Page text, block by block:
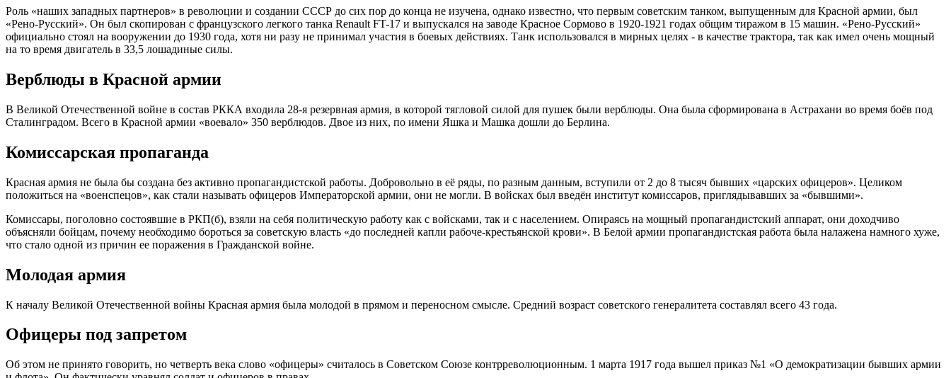
Роль «наших западных партнеров» в революции и создании СССР до сих пор до конца не изучена, однако известно, что первым советским танком, выпущенным для Красной армии, был
«Рено-Русский». Он был скопирован с французского легкого танка Renault FT-17 и выпускался на заводе Красное Сормово в 1920-1921 годах общим тиражом в 15 машин. «Рено-Русский»
официально стоял на вооружении до 1930 года, хотя ни разу не принимал участия в боевых действиях. Танк использовался в мирных целях - в качестве трактора, так как имел очень мощный
на то время двигатель в 33,5 лошадиные силы.
Верблюды в Красной армии
В Великой Отечественной войне в состав РККА входила 28-я резервная армия, в которой тягловой силой для пушек были верблюды. Она была сформирована в Астрахани во время боёв под
Сталинградом. Всего в Красной армии «воевало» 350 верблюдов. Двое из них, по имени Яшка и Машка дошли до Берлина.
Комиссарская пропаганда
Красная армия не была бы создана без активно пропагандистской работы. Добровольно в её ряды, по разным данным, вступили от 2 до 8 тысяч бывших «царских офицеров». Целиком
положиться на «военспецов», как стали называть офицеров Императорской армии, они не могли. В войсках был введён институт комиссаров, приглядывавших за «бывшими».
Комиссары, поголовно состоявшие в РКП(б), взяли на себя политическую работу как с войсками, так и с населением. Опираясь на мощный пропагандистский аппарат, они доходчиво
объясняли бойцам, почему необходимо бороться за советскую власть «до последней капли рабоче-крестьянской крови». В Белой армии пропагандистская работа была налажена намного хуже,
что стало одной из причин ее поражения в Гражданской войне.
Молодая армия
К началу Великой Отечественной войны Красная армия была молодой в прямом и переносном смысле. Средний возраст советского генералитета составлял всего 43 года.
Офицеры под запретом
Об этом не принято говорить, но четверть века слово «офицеры» считалось в Советском Союзе контрреволюционным. 1 марта 1917 года вышел приказ №1 «О демократизации бывших армии